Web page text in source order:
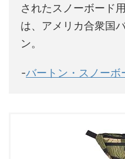
されたスノーボード
は、アメリカ合衆国
ン。
-バートン・スノー